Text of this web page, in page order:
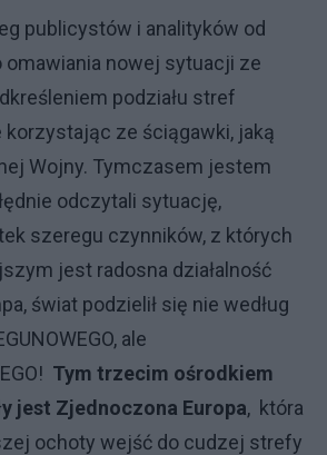
publicystów i analityków od
omawiania nowej sytuacji ze
podziału stref
korzystając ze ściągawki, jaką
Wojny. Tymczasem jestem
odczytali sytuację,
szeregu czynników, z których
jest radosna działalność
świat podzielił się nie według
ale
Tym trzecim ośrodkiem
jest Zjednoczona Europa, która
ochoty wejść do cudzej strefy